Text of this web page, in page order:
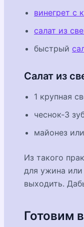
винегрет с
салат из
быстрый
Салат из
1 крупная
чеснок-3
майонез
Из такого
для ужина или
выходить.
Готовим